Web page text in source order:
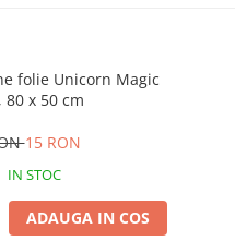
folie Unicorn Magic
80 x 50 cm
15 RON
IN STOC
ADAUGA IN COS